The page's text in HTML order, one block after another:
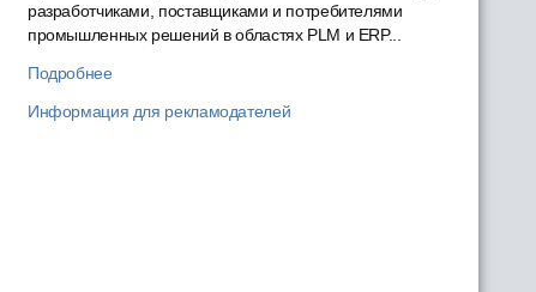
разработчиками, поставщиками и потребителями
промышленных решений в областях PLM и ERP...
Подробнее
Информация для рекламодателей